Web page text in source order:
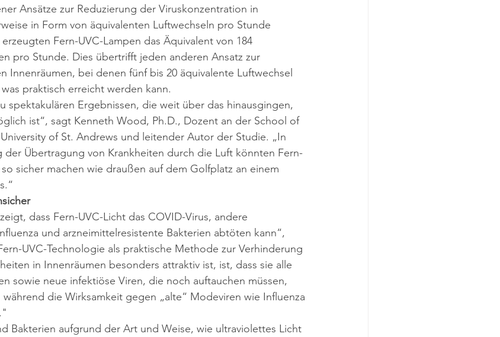
Ansätze zur Reduzierung der Viruskonzentration in
in Form von äquivalenten Luftwechseln pro Stunde
Fern-UVC-Lampen das Äquivalent von 184
pro Stunde. Dies übertrifft jeden anderen Ansatz zur
Innenräumen, bei denen fünf bis 20 äquivalente Luftwechsel
praktisch erreicht werden kann.
spektakulären Ergebnissen, die weit über das hinausgingen,
ist“, sagt Kenneth Wood, Ph.D., Dozent an der School of
of St. Andrews und leitender Autor der Studie. „In
der Übertragung von Krankheiten durch die Luft könnten Fern-
sicher machen wie draußen auf dem Golfplatz an einem
dass Fern-UVC-Licht das COVID-Virus, andere
und arzneimittelresistente Bakterien abtöten kann“,
UVC-Technologie als praktische Methode zur Verhinderung
in Innenräumen besonders attraktiv ist, ist, dass sie alle
sowie neue infektiöse Viren, die noch auftauchen müssen,
die Wirksamkeit gegen „alte“ Modeviren wie Influenza
Bakterien aufgrund der Art und Weise, wie ultraviolettes Licht